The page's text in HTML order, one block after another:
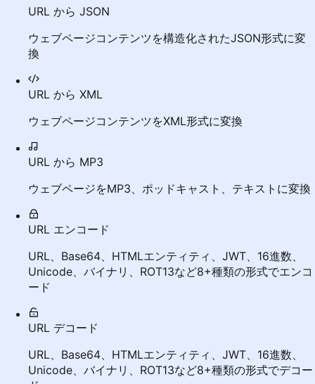
URL から JSON
ウェブページコンテンツを構造化されたJSON形式に変
換
URL から XML
ウェブページコンテンツをXML形式に変換
URL から MP3
ウェブページをMP3、ポッドキャスト、テキストに変換
URL エンコード
URL、Base64、HTMLエンティティ、JWT、16進数、
Unicode、バイナリ、ROT13など8+種類の形式でエンコ
ード
URL デコード
URL、Base64、HTMLエンティティ、JWT、16進数、
Unicode、バイナリ、ROT13など8+種類の形式でデコー